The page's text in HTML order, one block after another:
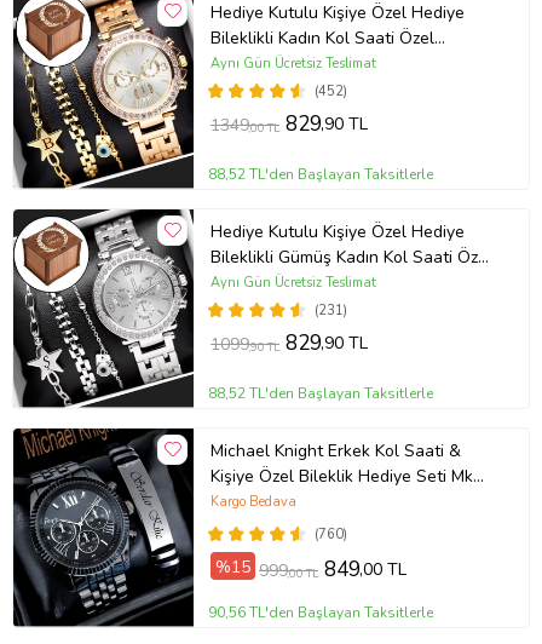
Hediye Kutulu Kişiye Özel Hediye
Bileklikli Kadın Kol Saati Özel
Kutusunda (Gold)
(452)
Aynı Gün Ücretsiz Teslimat
1349,00 TL 829,90 TL
88,52 TL'den Başlayan Taksitlerle
Hediye Kutulu Kişiye Özel Hediye
Bileklikli Gümüş Kadın Kol Saati Özel
Kutusunda (Gümüş)
(231)
Aynı Gün Ücretsiz Teslimat
1099,90 TL 829,90 TL
88,52 TL'den Başlayan Taksitlerle
Michael Knight Erkek Kol Saati &
Kişiye Özel Bileklik Hediye Seti Mk
SiyahİçiGümüş
(760)
Kargo Bedava
%15 999,00 TL 849,00 TL
90,56 TL'den Başlayan Taksitlerle